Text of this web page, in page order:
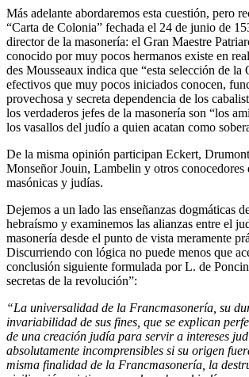
Más adelante abordaremos esta cuestión, pero
“Carta de Colonia” fechada el 24 de junio de
director de la masonería: el Gran Maestre
conocido por muy pocos hermanos existe en
des Mousseaux indica que “esta selección de la
efectivos que muy pocos iniciados conocen,
provechosa y secreta dependencia de los
los verdaderos jefes de la masonería son “los
los vasallos del judío a quien acatan como
De la misma opinión participan Eckert,
Monseñor Jouin, Lambelin y otros conocedores
masónicas y judías.
Dejemos a un lado las enseñanzas dogmáticas
hebraísmo y examinemos las alianzas entre el
masonería desde el punto de vista meramente
Discurriendo con lógica no puede menos que
conclusión siguiente formulada por L. de
secretas de la revolución”:
“La universalidad de la Francmasonería, su
invariabilidad de sus fines, que se explican
de una creación judía para servir a intereses
absolutamente incomprensibles si su origen
misma finalidad de la Francmasonería, la